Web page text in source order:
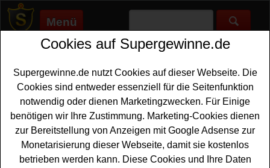
Menü
Supergewinne.de>Gewinnspiele>Sonstige Gewinnspiele
Anzeige:
Anzeige:
Nikwax Gewinnspiel - Zelt
gewinnen
Cookies auf Supergewinne.de
Supergewinne.de nutzt Cookies auf dieser Webseite. Die
Cookies sind entweder essenziell für die Seitenfunktion
notwendig oder dienen Marketingzwecken. Für Einige
benötigen wir Ihre Zustimmung. Marketing-Cookies dienen
zur Bereitstellung von Anzeigen mit Google Adsense zur
Monetarisierung dieser Webseite, damit sie kostenlos
betrieben werden kann. Diese Cookies und Ihre Daten